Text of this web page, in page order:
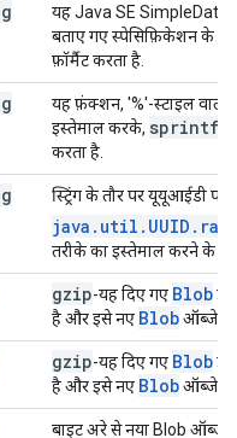
यह Java SE
बताए गए स्पेसिफ़िकेशन के
फ़ॉर्मैट करता है.
यह फ़ंक्शन, '%'-स्टाइल वाली
इस्तेमाल करके, sprintf
करता है.
स्ट्रिंग के तौर पर यूयूआईडी
तरीके का इस्तेमाल करने के
gzip-यह दिए गए Blob
है और इसे नए Blobऑब्जेक्ट
gzip-यह दिए गए Blob
है और इसे नए Blobऑब्जेक्ट
बाइट अरे से नया Blob